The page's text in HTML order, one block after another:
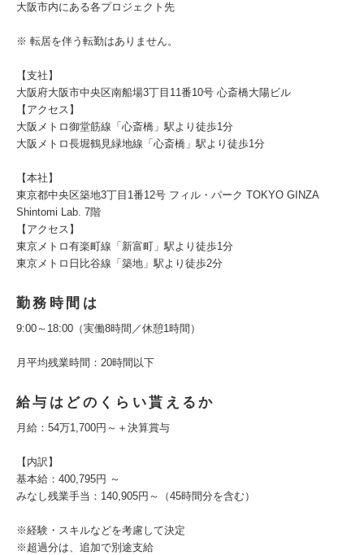
大阪市内にある各プロジェクト先
※ 転居を伴う転勤はありません。
【支社】
大阪府大阪市中央区南船場3丁目11番10号 心斎橋大陽ビル
【アクセス】
大阪メトロ御堂筋線「心斎橋」駅より徒歩1分
大阪メトロ長堀鶴見緑地線「心斎橋」駅より徒歩1分
【本社】
東京都中央区築地3丁目1番12号 フィル・パーク TOKYO GINZA
Shintomi Lab. 7階
【アクセス】
東京メトロ有楽町線「新富町」駅より徒歩1分
東京メトロ日比谷線「築地」駅より徒歩2分
勤務時間は
9:00～18:00（実働8時間／休憩1時間）
月平均残業時間：20時間以下
給与はどのくらい貰えるか
月給：54万1,700円～＋決算賞与
【内訳】
基本給：400,795円 ～
みなし残業手当：140,905円～（45時間分を含む）
※経験・スキルなどを考慮して決定
※超過分は、追加で別途支給